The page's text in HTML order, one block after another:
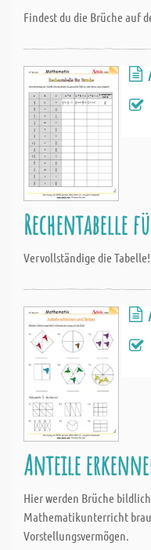
Findest du die Brüche auf
Rechentabelle
Vervollständige die Tabelle!
Anteile
Hier werden Brüche
Mathematikunterricht
Vorstellungsvermögen.